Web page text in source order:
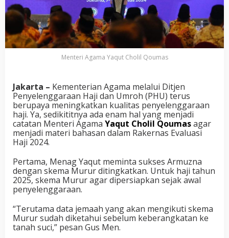
Menteri Agama Yaqut Cholil Qoumas
Jakarta – Kementerian Agama melalui Ditjen
Penyelenggaraan Haji dan Umroh (PHU) terus
berupaya meningkatkan kualitas penyelenggaraan
haji. Ya, sedikititnya ada enam hal yang menjadi
catatan Menteri Agama Yaqut Cholil Qoumasagar
menjadi materi bahasan dalam Rakernas Evaluasi
Haji 2024.
Pertama, Menag Yaqut meminta sukses Armuzna
dengan skema Murur ditingkatkan. Untuk haji tahun
2025, skema Murur agar dipersiapkan sejak awal
penyelenggaraan.
“Terutama data jemaah yang akan mengikuti skema
Murur sudah diketahui sebelum keberangkatan ke
tanah suci,” pesan Gus Men.